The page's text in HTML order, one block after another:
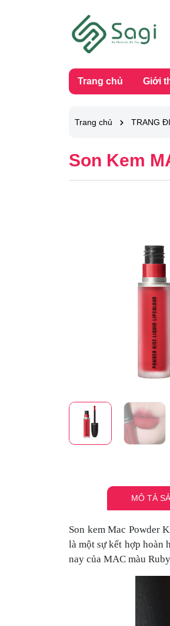
Trang chủ Giới
Trang chủ TRANG
Son Kem
MÔ TẢ
Son kem Mac Powder
là một sự kết hợp hoàn
nay của MAC màu